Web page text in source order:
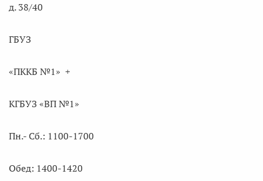
д. 38/40
ГБУЗ
«ПККБ №1» +
КГБУЗ «ВП №1»
Пн.- Сб.: 1100-1700
Обед: 1400-1420